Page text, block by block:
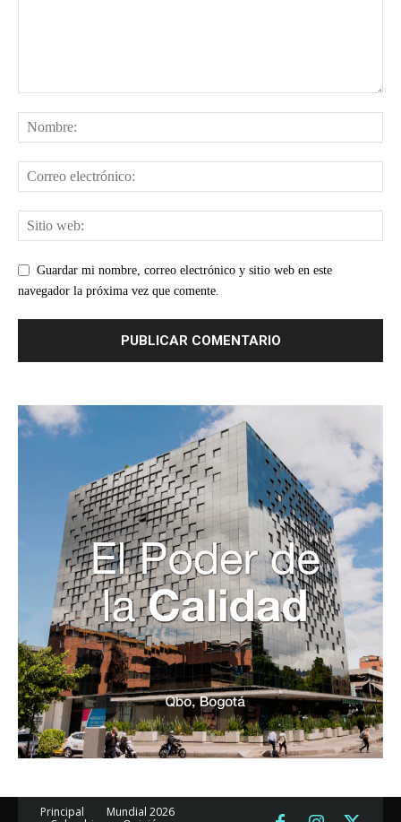
Guardar mi nombre, correo electrónico y sitio web en este
navegador la próxima vez que comente.
Principal
Mundial 2026